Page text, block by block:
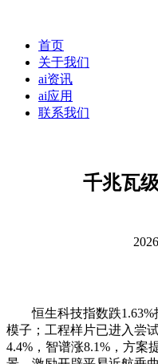
首页
关于我们
ai资讯
ai应用
联系我们
千兆瓦
恒生科技指数跌1.63%
模子；工程样片已进入尝
4.4%，智谱涨8.1%，方案